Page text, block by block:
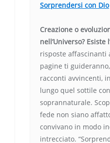
Sorprendersi con Dio
Creazione o
nell’Universo? Esiste
risposte affascinanti
pagine ti
racconti avvincenti,
lungo quel sottile
soprannaturale.
fede non siano
convivano in modo
intrecciato.